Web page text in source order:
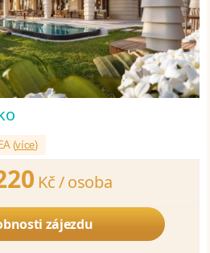
(více)
Kč /osoba
zájezdu